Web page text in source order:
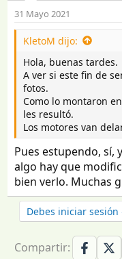
Además, ¿alguien
pendientes con el
Tengo que subir
El Enduro 303, en
Muchas gracias a
31 Mayo 2021
KletoM dijo:
Hola, buenas tardes.
A ver si este fin de
fotos.
Como lo montaron
les resultó.
Los motores van
Pues estupendo, sí,
algo hay que
bien verlo. Muchas
Debes iniciar
Compartir: